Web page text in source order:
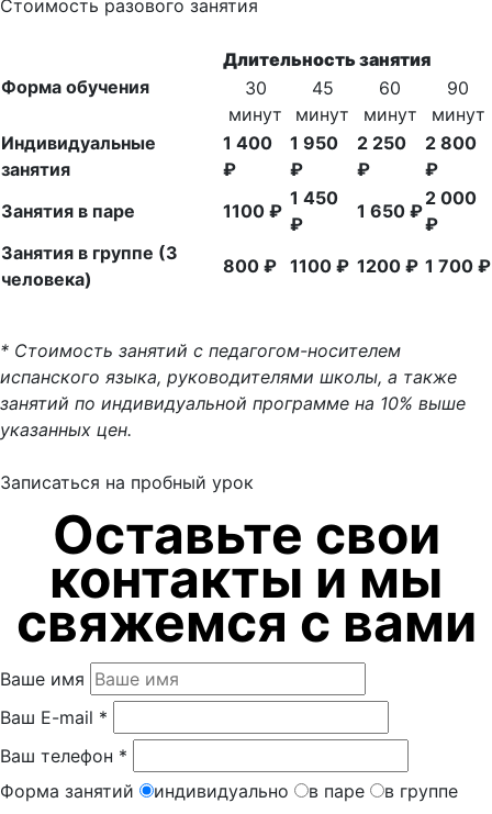
Стоимость разового занятия
Форма обучения
Длительность занятия
30
минут
45
минут
60
минут
90
минут
Индивидуальные
занятия
1 400
₽
1 950
₽
2 250
₽
2 800
₽
Занятия в паре
1100 ₽
1 450
₽
1 650 ₽
2 000
₽
Занятия в группе (3
человека)
800 ₽ 1100 ₽ 1200 ₽ 1 700 ₽
* Стоимость занятий с педагогом-носителем
испанского языка, руководителями школы, а также
занятий по индивидуальной программе на 10% выше
указанных цен.
Записаться на пробный урок
Оставьте свои
контакты и мы
свяжемся с вами
Ваше имя
Ваш E-mail *
Ваш телефон *
Форма занятий
индивидуально в паре
в группе